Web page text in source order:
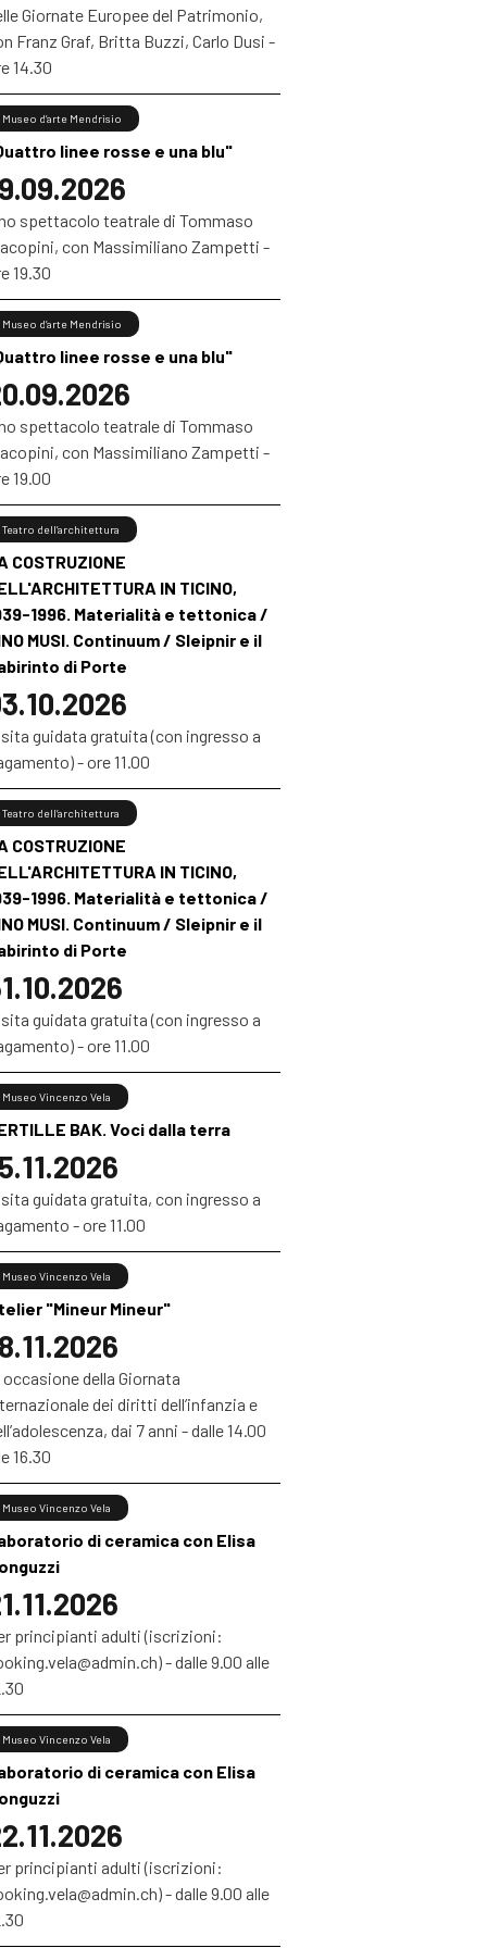
Giornate Europee del Patrimonio,
Franz Graf, Britta Buzzi, Carlo Dusi -
14.30
linee rosse e una blu"
Museo d’arte Mendrisio
spettacolo teatrale di Tommaso
con Massimiliano Zampetti -
19.30
linee rosse e una blu"
Museo d’arte Mendrisio
spettacolo teatrale di Tommaso
con Massimiliano Zampetti -
19.00
COSTRUZIONE
IN TICINO,
1996. Materialità e tettonica /
MUSI. Continuum / Sleipnir e il
di Porte
Teatro dell’architettura
guidata gratuita (con ingresso a
- ore 11.00
COSTRUZIONE
IN TICINO,
1996. Materialità e tettonica /
MUSI. Continuum / Sleipnir e il
di Porte
Teatro dell’architettura
guidata gratuita (con ingresso a
- ore 11.00
BAK. Voci dalla terra
Museo Vincenzo Vela
guidata gratuita, con ingresso a
- ore 11.00
"Mineur Mineur"
Museo Vincenzo Vela
occasione della Giornata
dei diritti dell’infanzia e
dai 7 anni - dalle 14.00
16.30
di ceramica con Elisa
Museo Vincenzo Vela
principianti adulti (iscrizioni:
- dalle 9.00 alle
di ceramica con Elisa
Museo Vincenzo Vela
principianti adulti (iscrizioni:
- dalle 9.00 alle